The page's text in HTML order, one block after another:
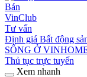
Bán
VinClub
Tư vấn
Định giá Bất động
SỐNG Ở
Thủ tục trực tuyến
Xem nhanh